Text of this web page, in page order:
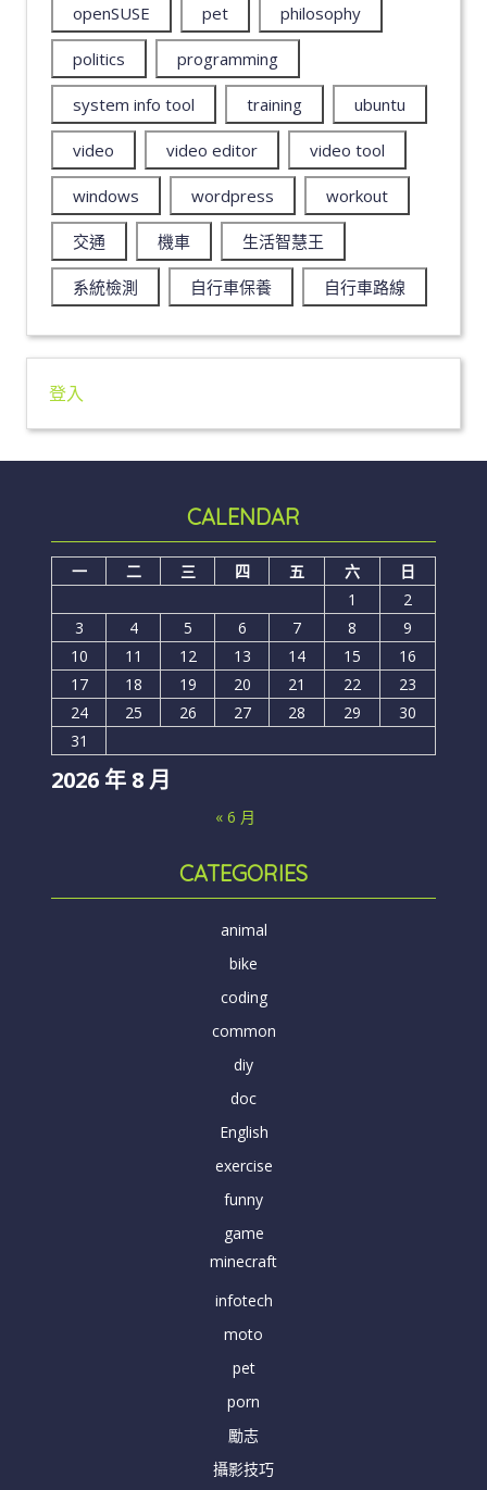
openSUSE pet philosophy
politics programming
system info tool training ubuntu
video video editor video tool
windows wordpress workout
交通 機車 生活智慧王
系統檢測 自行車保養 自行車路線
登入
CALENDAR
2026 年 8 月
一 二 三 四 五 六
日
1
2
3
4 5 6 7 8
9
10
11 12 13 14 15
16
17
18 19 20 21 22
23
24
25 26 27 28 29
30
31
« 6 月
CATEGORIES
animal
bike
coding
common
diy
doc
English
exercise
funny
game
minecraft
infotech
moto
pet
porn
勵志
攝影技巧